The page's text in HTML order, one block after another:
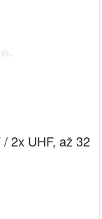
2x UHF, až 32